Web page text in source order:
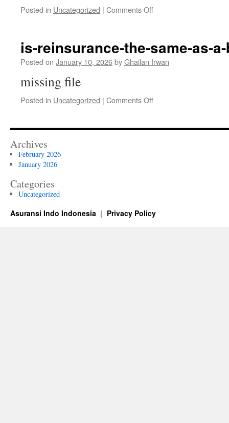
Posted in Uncategorized | Comments Offon
Standar
Asuransi
(PSAKBI)
Listrik
is-reinsurance-the-same-as-
Posted on January 10, 2026byGhailan Irwan
missing file
Posted in Uncategorized | Comments Offon
the-
Archives
February 2026
January 2026
Categories
Uncategorized
Asuransi Indo Indonesia Privacy Policy